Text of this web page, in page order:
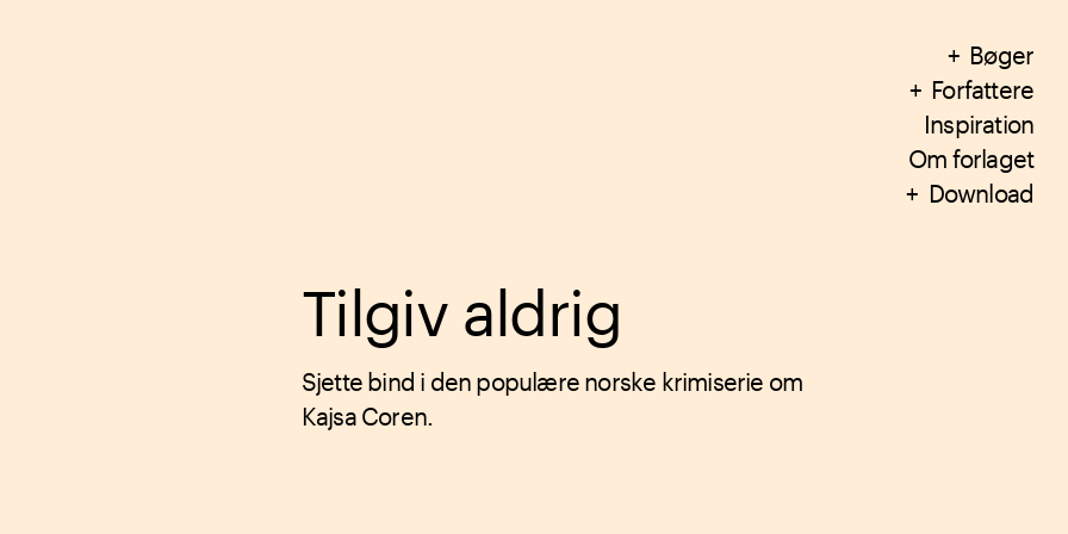
Bøger
Forfattere
Inspiration
Om forlaget
Download
Tilgiv aldrig
Sjette bind i den populære norske krimiserie om
Kajsa Coren.